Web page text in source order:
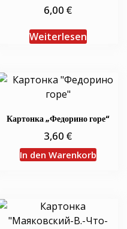
6,00€
Weiterlesen
Картонка „Федорино горе“
3,60€
In den Warenkorb